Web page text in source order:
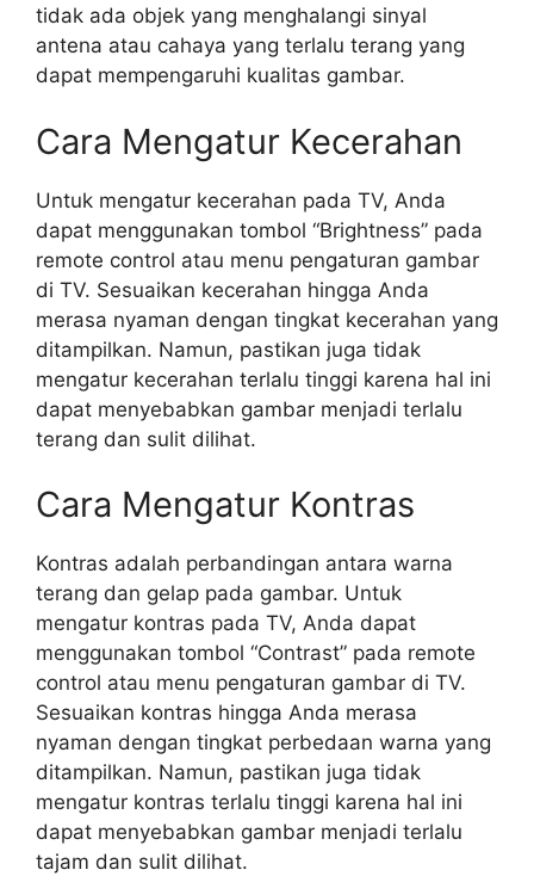
tidak ada objek yang menghalangi sinyal
antena atau cahaya yang terlalu terang yang
dapat mempengaruhi kualitas gambar.
Cara Mengatur Kecerahan
Untuk mengatur kecerahan pada TV, Anda
dapat menggunakan tombol “Brightness” pada
remote control atau menu pengaturan gambar
di TV. Sesuaikan kecerahan hingga Anda
merasa nyaman dengan tingkat kecerahan yang
ditampilkan. Namun, pastikan juga tidak
mengatur kecerahan terlalu tinggi karena hal ini
dapat menyebabkan gambar menjadi terlalu
terang dan sulit dilihat.
Cara Mengatur Kontras
Kontras adalah perbandingan antara warna
terang dan gelap pada gambar. Untuk
mengatur kontras pada TV, Anda dapat
menggunakan tombol “Contrast” pada remote
control atau menu pengaturan gambar di TV.
Sesuaikan kontras hingga Anda merasa
nyaman dengan tingkat perbedaan warna yang
ditampilkan. Namun, pastikan juga tidak
mengatur kontras terlalu tinggi karena hal ini
dapat menyebabkan gambar menjadi terlalu
tajam dan sulit dilihat.